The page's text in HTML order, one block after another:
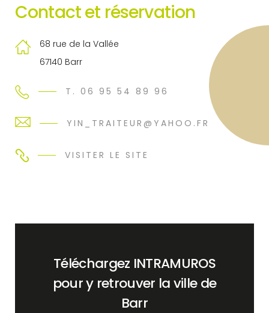
Contact et réservation
68 rue de la Vallée
67140 Barr
T. 06 95 54 89 96
YIN_TRAITEUR@YAHOO.FR
VISITER LE SITE
Téléchargez INTRAMUROS
pour y retrouver la ville de
Barr